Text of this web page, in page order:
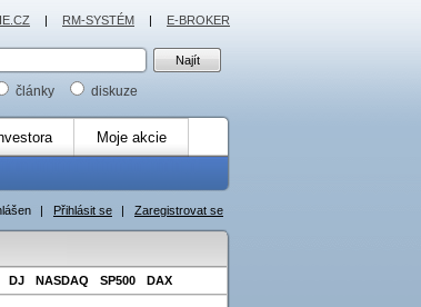
články diskuze
Moje akcie
| Přihlásit se | Zaregistrovat se
DJ NASDAQ SP500 DAX
| RM-SYSTÉM | E-BROKER